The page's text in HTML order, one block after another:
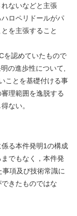
ないなどと主張
ロペリドールがパ
を主張すること
を認めていたもので
の進歩性について
ことを基礎付ける事
理範囲を逸脱する
ない。
る本件発明1の構成
でもなく，本件発
項及び技術常識に
きたものではな